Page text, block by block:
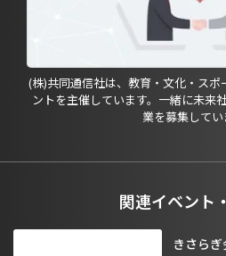
(株)共同通信社は、教育・文化・ス
ントを主催しています。一緒に未来
業を募集してい
関連イベント
きさらぎ